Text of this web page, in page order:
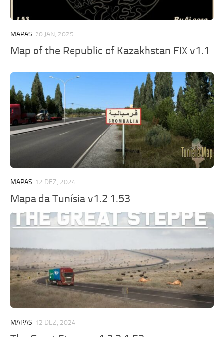
MAPAS 20 JAN, 2025
Map of the Republic of Kazakhstan FIX v1.1
MAPAS 12 DEZ, 2024
Mapa da Tunísia v1.2 1.53
MAPAS 12 DEZ, 2024